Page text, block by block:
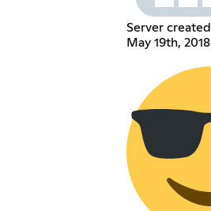
Server created
May 19th, 2018